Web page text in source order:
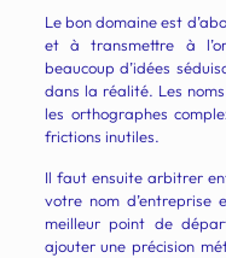
Le bon domaine est
et à transmettre à
beaucoup d’idées
dans la réalité. Les
les orthographes
frictions inutiles.
Il faut ensuite arbitrer
votre nom d’entreprise
meilleur point de
ajouter une précision